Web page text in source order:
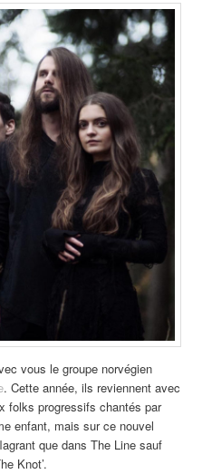
vous le groupe norvégien
. Cette année, ils reviennent avec
folks progressifs chantés par
enfant, mais sur ce nouvel
que dans The Line sauf
Knot’.